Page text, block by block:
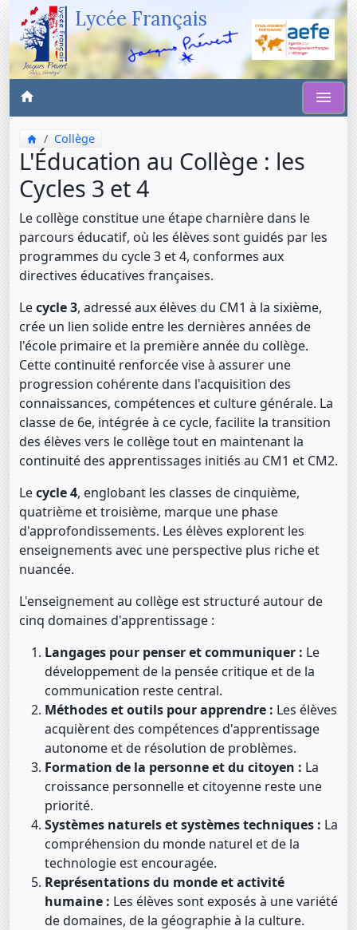
Lycée Français
Collège
L'Éducation au Collège : les
Cycles 3 et 4
Le collège constitue une étape charnière dans le
parcours éducatif, où les élèves sont guidés par les
programmes du cycle 3 et 4, conformes aux
directives éducatives françaises.
Lecycle 3, adressé aux élèves du CM1 à la sixième,
crée un lien solide entre les dernières années de
l'école primaire et la première année du collège.
Cette continuité renforcée vise à assurer une
progression cohérente dans l'acquisition des
connaissances, compétences et culture générale. La
classe de 6e, intégrée à ce cycle, facilite la transition
des élèves vers le collège tout en maintenant la
continuité des apprentissages initiés au CM1 et CM2.
Lecycle 4, englobant les classes de cinquième,
quatrième et troisième, marque une phase
d'approfondissements. Les élèves explorent les
enseignements avec une perspective plus riche et
nuancée.
L'enseignement au collège est structuré autour de
cinq domaines d'apprentissage :
Langages pour penser et communiquer : Le
développement de la pensée critique et de la
communication reste central.
Méthodes et outils pour apprendre : Les élèves
acquièrent des compétences d'apprentissage
autonome et de résolution de problèmes.
Formation de la personne et du citoyen : La
croissance personnelle et citoyenne reste une
priorité.
Systèmes naturels et systèmes techniques : La
compréhension du monde naturel et de la
technologie est encouragée.
Représentations du monde et activité
humaine : Les élèves sont exposés à une variété
de domaines, de la géographie à la culture.